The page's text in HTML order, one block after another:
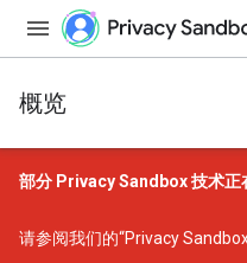
概览
部分 Privacy Sandbox 技术正
请参阅我们的“Privacy